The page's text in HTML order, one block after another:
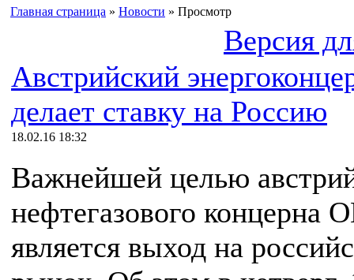
Главная страница » Новости » Просмотр
Версия
Австрийский
делает ставку на Россию
18.02.16 18:32
Важнейшей целью
нефтегазового концерна
является выход на